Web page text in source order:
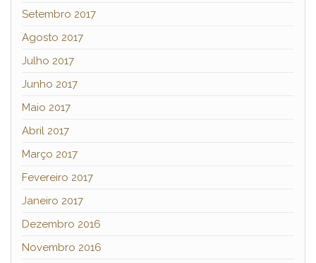
Setembro 2017
Agosto 2017
Julho 2017
Junho 2017
Maio 2017
Abril 2017
Março 2017
Fevereiro 2017
Janeiro 2017
Dezembro 2016
Novembro 2016